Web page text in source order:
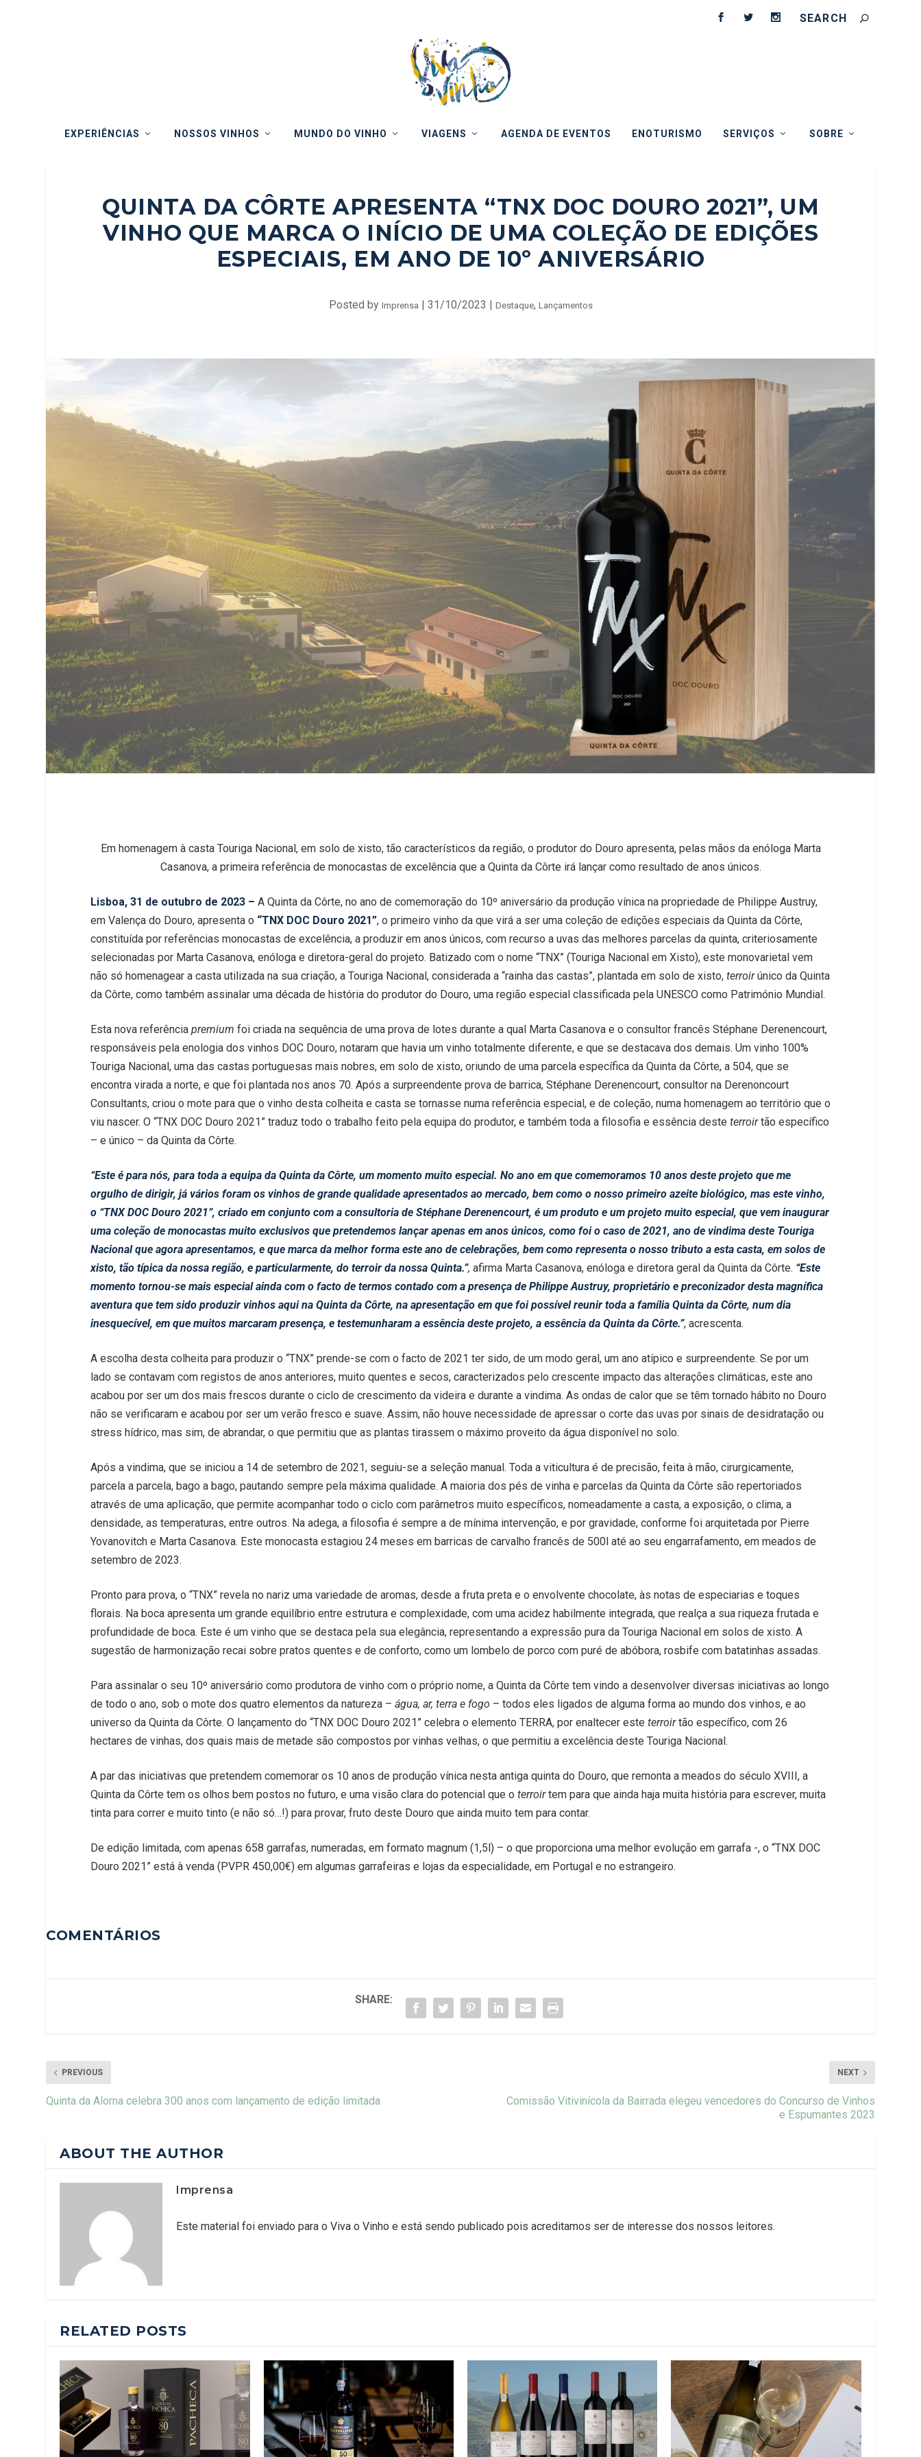
EXPERIÊNCIAS NOSSOS VINHOS MUNDO DO VINHO VIAGENS AGENDA DE EVENTOS ENOTURISMO SERVIÇOS SOBRE
QUINTA DA CÔRTE APRESENTA “TNX DOC DOURO 2021”, UM
VINHO QUE MARCA O INÍCIO DE UMA COLEÇÃO DE EDIÇÕES
ESPECIAIS, EM ANO DE 10º ANIVERSÁRIO
Posted by Imprensa | 31/10/2023 | Destaque, Lançamentos
Em homenagem à casta Touriga Nacional, em solo de xisto, tão característicos da região, o produtor do Douro apresenta, pelas mãos da enóloga Marta
Casanova, a primeira referência de monocastas de excelência que a Quinta da Côrte irá lançar como resultado de anos únicos.
Lisboa, 31 de outubro de 2023 – A Quinta da Côrte, no ano de comemoração do 10º aniversário da produção vínica na propriedade de Philippe Austruy,
em Valença do Douro, apresenta o “TNX DOC Douro 2021”, o primeiro vinho da que virá a ser uma coleção de edições especiais da Quinta da Côrte,
constituída por referências monocastas de excelência, a produzir em anos únicos, com recurso a uvas das melhores parcelas da quinta, criteriosamente
selecionadas por Marta Casanova, enóloga e diretora-geral do projeto. Batizado com o nome “TNX” (Touriga Nacional em Xisto), este monovarietal vem
não só homenagear a casta utilizada na sua criação, a Touriga Nacional, considerada a “rainha das castas”, plantada em solo de xisto, terroirúnico da Quinta
da Côrte, como também assinalar uma década de história do produtor do Douro, uma região especial classificada pela UNESCO como Património Mundial.
Esta nova referência premium foi criada na sequência de uma prova de lotes durante a qual Marta Casanova e o consultor francês Stéphane Derenencourt,
responsáveis pela enologia dos vinhos DOC Douro, notaram que havia um vinho totalmente diferente, e que se destacava dos demais. Um vinho 100%
Touriga Nacional, uma das castas portuguesas mais nobres, em solo de xisto, oriundo de uma parcela específica da Quinta da Côrte, a 504, que se
encontra virada a norte, e que foi plantada nos anos 70. Após a surpreendente prova de barrica, Stéphane Derenencourt, consultor na Derenoncourt
Consultants, criou o mote para que o vinho desta colheita e casta se tornasse numa referência especial, e de coleção, numa homenagem ao território que o
viu nascer. O “TNX DOC Douro 2021” traduz todo o trabalho feito pela equipa do produtor, e também toda a filosofia e essência deste terroirtão específico
– e único – da Quinta da Côrte.
“Este é para nós, para toda a equipa da Quinta da Côrte, um momento muito especial. No ano em que comemoramos 10 anos deste projeto que me
orgulho de dirigir, já vários foram os vinhos de grande qualidade apresentados ao mercado, bem como o nosso primeiro azeite biológico, mas este vinho,
o “TNX DOC Douro 2021”, criado em conjunto com a consultoria de Stéphane Derenencourt, é um produto e um projeto muito especial, que vem inaugurar
uma coleção de monocastas muito exclusivos que pretendemos lançar apenas em anos únicos, como foi o caso de 2021, ano de vindima deste Touriga
Nacional que agora apresentamos, e que marca da melhor forma este ano de celebrações, bem como representa o nosso tributo a esta casta, em solos de
xisto, tão típica da nossa região, e particularmente, do terroir da nossa Quinta.”, afirma Marta Casanova, enóloga e diretora geral da Quinta da Côrte. “Este
momento tornou-se mais especial ainda com o facto de termos contado com a presença de Philippe Austruy, proprietário e preconizador desta magnífica
aventura que tem sido produzir vinhos aqui na Quinta da Côrte, na apresentação em que foi possível reunir toda a família Quinta da Côrte, num dia
inesquecível, em que muitos marcaram presença, e testemunharam a essência deste projeto, a essência da Quinta da Côrte.”, acrescenta.
A escolha desta colheita para produzir o “TNX” prende-se com o facto de 2021 ter sido, de um modo geral, um ano atípico e surpreendente. Se por um
lado se contavam com registos de anos anteriores, muito quentes e secos, caracterizados pelo crescente impacto das alterações climáticas, este ano
acabou por ser um dos mais frescos durante o ciclo de crescimento da videira e durante a vindima. As ondas de calor que se têm tornado hábito no Douro
não se verificaram e acabou por ser um verão fresco e suave. Assim, não houve necessidade de apressar o corte das uvas por sinais de desidratação ou
stress hídrico, mas sim, de abrandar, o que permitiu que as plantas tirassem o máximo proveito da água disponível no solo.
Após a vindima, que se iniciou a 14 de setembro de 2021, seguiu-se a seleção manual. Toda a viticultura é de precisão, feita à mão, cirurgicamente,
parcela a parcela, bago a bago, pautando sempre pela máxima qualidade. A maioria dos pés de vinha e parcelas da Quinta da Côrte são repertoriados
através de uma aplicação, que permite acompanhar todo o ciclo com parâmetros muito específicos, nomeadamente a casta, a exposição, o clima, a
densidade, as temperaturas, entre outros. Na adega, a filosofia é sempre a de mínima intervenção, e por gravidade, conforme foi arquitetada por Pierre
Yovanovitch e Marta Casanova. Este monocasta estagiou 24 meses em barricas de carvalho francês de 500l até ao seu engarrafamento, em meados de
setembro de 2023.
Pronto para prova, o “TNX” revela no nariz uma variedade de aromas, desde a fruta preta e o envolvente chocolate, às notas de especiarias e toques
florais. Na boca apresenta um grande equilíbrio entre estrutura e complexidade, com uma acidez habilmente integrada, que realça a sua riqueza frutada e
profundidade de boca. Este é um vinho que se destaca pela sua elegância, representando a expressão pura da Touriga Nacional em solos de xisto. A
sugestão de harmonização recai sobre pratos quentes e de conforto, como um lombelo de porco com puré de abóbora, rosbife com batatinhas assadas.
Para assinalar o seu 10º aniversário como produtora de vinho com o próprio nome, a Quinta da Côrte tem vindo a desenvolver diversas iniciativas ao longo
de todo o ano, sob o mote dos quatro elementos da natureza – água, ar, terra e fogo – todos eles ligados de alguma forma ao mundo dos vinhos, e ao
universo da Quinta da Côrte. O lançamento do “TNX DOC Douro 2021” celebra o elemento TERRA, por enaltecer este terroirtão específico, com 26
hectares de vinhas, dos quais mais de metade são compostos por vinhas velhas, o que permitiu a excelência deste Touriga Nacional.
A par das iniciativas que pretendem comemorar os 10 anos de produção vínica nesta antiga quinta do Douro, que remonta a meados do século XVIII, a
Quinta da Côrte tem os olhos bem postos no futuro, e uma visão clara do potencial que o terroirtem para que ainda haja muita história para escrever, muita
tinta para correr e muito tinto (e não só…!) para provar, fruto deste Douro que ainda muito tem para contar.
De edição limitada, com apenas 658 garrafas, numeradas, em formato magnum (1,5l) – o que proporciona uma melhor evolução em garrafa -, o “TNX DOC
Douro 2021” está à venda (PVPR 450,00€) em algumas garrafeiras e lojas da especialidade, em Portugal e no estrangeiro.
COMENTÁRIOS
SHARE:
PREVIOUS
Quinta da Alorna celebra 300 anos com lançamento de edição limitada
NEXT
Comissão Vitivinícola da Bairrada elegeu vencedores do Concurso de Vinhos
e Espumantes 2023
ABOUT THE AUTHOR
Imprensa
Este material foi enviado para o Viva o Vinho e está sendo publicado pois acreditamos ser de interesse dos nossos leitores.
RELATED POSTS